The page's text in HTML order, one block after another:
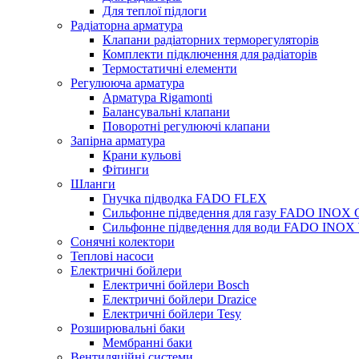
Для теплої підлоги
Радіаторна арматура
Клапани радіаторних терморегуляторів
Комплекти підключення для радіаторів
Термостатичні елементи
Регулююча арматура
Арматура Rigamonti
Балансувальні клапани
Поворотні регулюючі клапани
Запірна арматура
Крани кульові
Фітинги
Шланги
Гнучка підводка FADO FLEX
Сильфонне підведення для газу FADO INOX
Сильфонне підведення для води FADO INOX
Сонячні колектори
Теплові насоси
Електричні бойлери
Електричні бойлери Bosch
Електричні бойлери Drazice
Електричні бойлери Tesy
Розширювальні баки
Мембранні баки